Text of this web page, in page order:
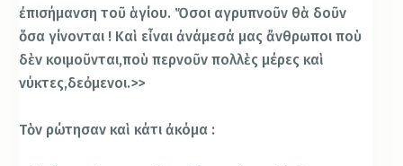
ἐπισήμανση τοῦ ἁγίου. Ὅσοι αγρυπνοῦν θὰ δοῦν
ὅσα γίνονται ! Καὶ εἶναι ἀνάμεσά μας ἄνθρωποι ποὺ
δὲν κοιμοῦνται,ποὺ περνοῦν πολλὲς μέρες καὶ
νύκτες,δεὀμενοι.>>
Τὸν ρώτησαν καὶ κάτι ἀκόμα :